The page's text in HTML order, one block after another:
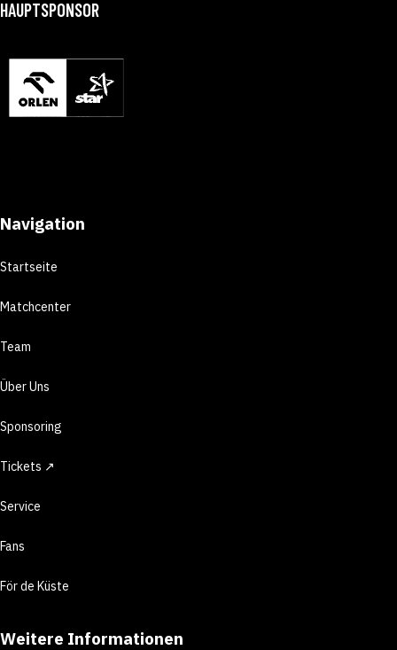
HAUPTSPONSOR
Navigation
Startseite
Matchcenter
Team
Über Uns
Sponsoring
Tickets ↗
Service
Fans
För de Küste
Weitere Informationen